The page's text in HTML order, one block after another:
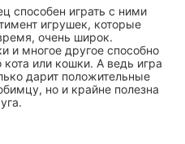
способен играть с ними
игрушек, которые
очень широк.
и многое другое способно
или кошки. А ведь игра
дарит положительные
но и крайне полезна